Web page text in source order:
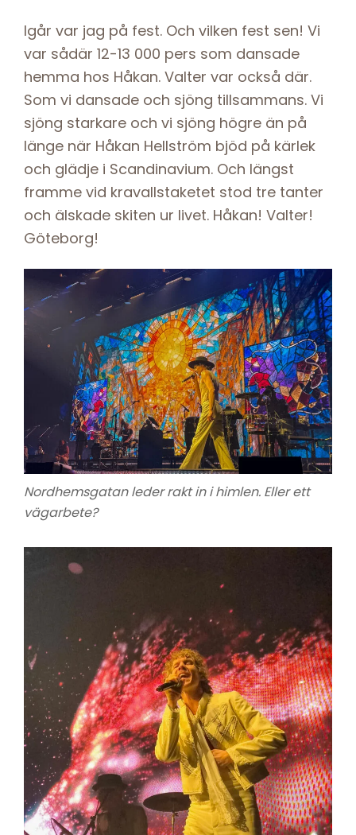
Igår var jag på fest. Och vilken fest sen! Vi
var sådär 12-13 000 pers som dansade
hemma hos Håkan. Valter var också där.
Som vi dansade och sjöng tillsammans. Vi
sjöng starkare och vi sjöng högre än på
länge när Håkan Hellström bjöd på kärlek
och glädje i Scandinavium. Och längst
framme vid kravallstaketet stod tre tanter
och älskade skiten ur livet. Håkan! Valter!
Göteborg!
Nordhemsgatan leder rakt in i himlen. Eller ett
vägarbete?